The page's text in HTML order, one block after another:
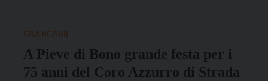
A Pieve di Bono grande festa per i
75 anni del Coro Azzurro di Strada